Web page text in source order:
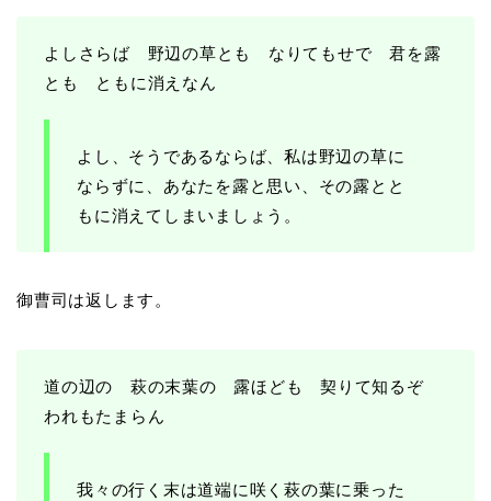
よしさらば 野辺の草とも なりてもせで 君を露
とも ともに消えなん
よし、そうであるならば、私は野辺の草に
ならずに、あなたを露と思い、その露とと
もに消えてしまいましょう。
御曹司は返します。
道の辺の 萩の末葉の 露ほども 契りて知るぞ
われもたまらん
我々の行く末は道端に咲く萩の葉に乗った